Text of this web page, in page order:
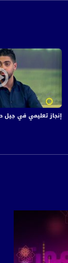
إنجاز تعليمي في جيل صغير-